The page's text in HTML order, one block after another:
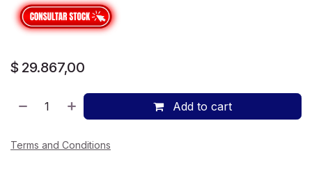
$ 29.867,00
Add to cart
Terms and Conditions